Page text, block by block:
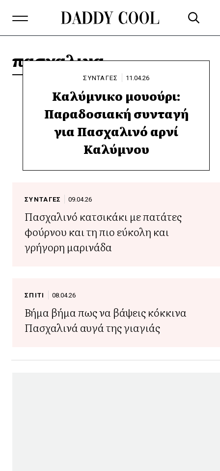
πασχαλινα
ΣΥΝΤΑΓΕΣ 11.04.26
Καλύμνικο μουούρι:
Παραδοσιακή συνταγή
για Πασχαλινό αρνί
Καλύμνου
ΣΥΝΤΑΓΕΣ 09.04.26
Πασχαλινό κατσικάκι με πατάτες
φούρνου και τη πιο εύκολη και
γρήγορη μαρινάδα
ΣΠΙΤΙ 08.04.26
Βήμα βήμα πως να βάψεις κόκκινα
Πασχαλινά αυγά της γιαγιάς